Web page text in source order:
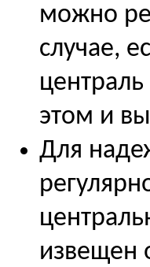
можно
случае,
этом и
Для
извещен